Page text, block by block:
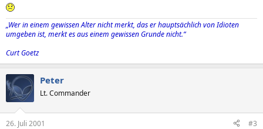
„Wer in einem gewissen Alter nicht merkt, das er hauptsächlich von Idioten
umgeben ist, merkt es aus einem gewissen Grunde nicht.“
Curt Goetz
Peter
Lt. Commander
26. Juli 2001 #3